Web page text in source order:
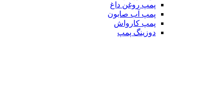
پمپ روغن داغ
پمپ آب صابون
پمپ کارواش
دوزینگ پمپ